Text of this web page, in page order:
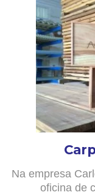
Na empresa
oficina de